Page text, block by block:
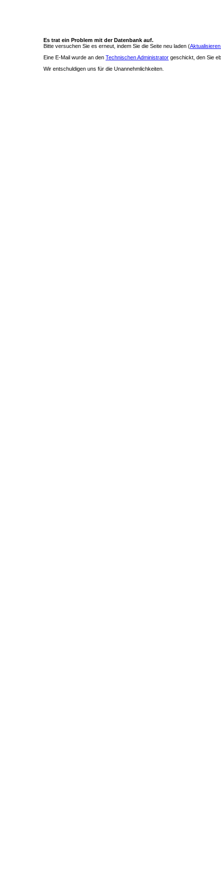
Es trat ein Problem mit der Datenbank auf.
Bitte versuchen Sie es erneut, indem Sie die Seite neu laden (
Eine E-Mail wurde an den Technischen Administrator geschickt, den Sie
Wir entschuldigen uns für die Unannehmlichkeiten.